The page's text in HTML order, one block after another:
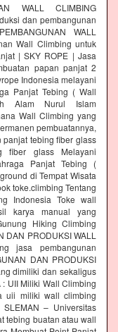
WALL CLIMBING
dan pembangunan
WALL
Wall Climbing untuk
| SKY ROPE | Jasa
papan panjat 2
Indonesia melayani
Panjat Tebing ( Wall
Alam Nurul Islam
Wall Climbing yang
pembuatannya,
tebing fiber glass
fiber glass Melayani
Panjat Tebing (
di Tempat Wisata
toke.climbing Tentang
Indonesia Toke wall
karya manual yang
Hiking Climbing
PRODUKSI WALL
jasa pembangunan
DAN PRODUKSI
dimiliki dan sekaligus
UII Miliki Wall Climbing
uii miliki wall climbing
– Universitas
tebing buatan atau wall